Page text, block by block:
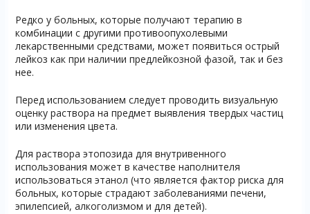
Редко у больных, которые получают терапию в
комбинации с другими противоопухолевыми
лекарственными средствами, может появиться острый
лейкоз как при наличии предлейкозной фазой, так и без
нее.
Перед использованием следует проводить визуальную
оценку раствора на предмет выявления твердых частиц
или изменения цвета.
Для раствора этопозида для внутривенного
использования может в качестве наполнителя
использоваться этанол (что является фактор риска для
больных, которые страдают заболеваниями печени,
эпилепсией, алкоголизмом и для детей).